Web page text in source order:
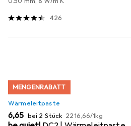
426
MENGENRABATT
Wärmeleitpaste
EUR
6,65 bei 2 Stück EUR
2216,66/1kg